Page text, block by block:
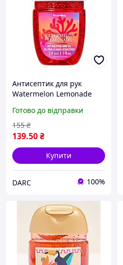
Антисептик для рук
Watermelon Lemonade
мл
Готово до відправки
139.50₴
155 ₴
Купити
DARC 100%